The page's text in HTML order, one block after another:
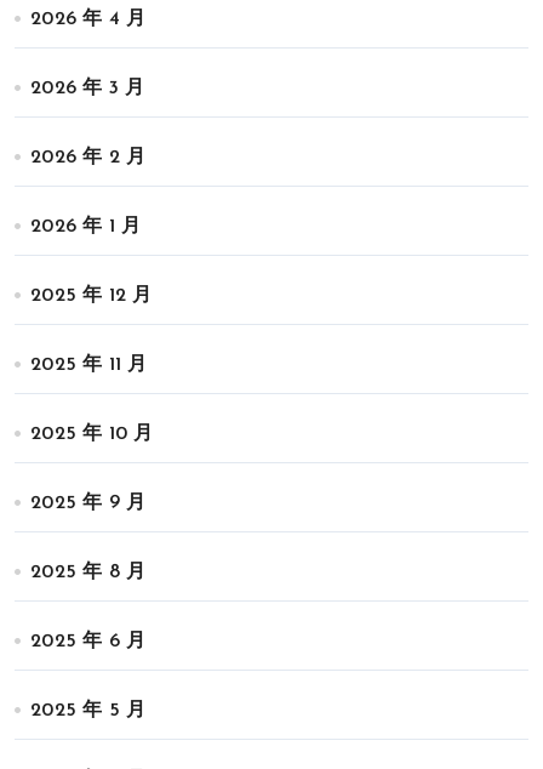
2026 年 4 月
2026 年 3 月
2026 年 2 月
2026 年 1 月
2025 年 12 月
2025 年 11 月
2025 年 10 月
2025 年 9 月
2025 年 8 月
2025 年 6 月
2025 年 5 月